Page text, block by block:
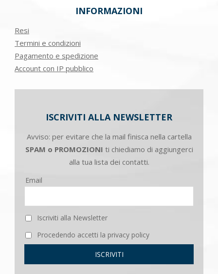
INFORMAZIONI
Resi
Termini e condizioni
Pagamento e spedizione
Account con IP pubblico
ISCRIVITI ALLA NEWSLETTER
Avviso: per evitare che la mail finisca nella cartella
SPAM o PROMOZIONI ti chiediamo di aggiungerci
alla tua lista dei contatti.
Email
Iscriviti alla Newsletter
Procedendo accetti la privacy policy